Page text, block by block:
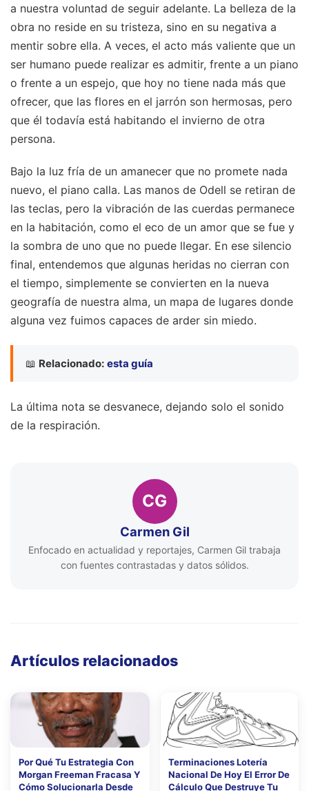
a nuestra voluntad de seguir adelante. La belleza de la
obra no reside en su tristeza, sino en su negativa a
mentir sobre ella. A veces, el acto más valiente que un
ser humano puede realizar es admitir, frente a un piano
o frente a un espejo, que hoy no tiene nada más que
ofrecer, que las flores en el jarrón son hermosas, pero
que él todavía está habitando el invierno de otra
persona.
Bajo la luz fría de un amanecer que no promete nada
nuevo, el piano calla. Las manos de Odell se retiran de
las teclas, pero la vibración de las cuerdas permanece
en la habitación, como el eco de un amor que se fue y
la sombra de uno que no puede llegar. En ese silencio
final, entendemos que algunas heridas no cierran con
el tiempo, simplemente se convierten en la nueva
geografía de nuestra alma, un mapa de lugares donde
alguna vez fuimos capaces de arder sin miedo.
📖 Relacionado: esta guía
La última nota se desvanece, dejando solo el sonido
de la respiración.
CG
Carmen Gil
Enfocado en actualidad y reportajes, Carmen Gil trabaja
con fuentes contrastadas y datos sólidos.
Artículos relacionados
Por Qué Tu Estrategia Con
Morgan Freeman Fracasa Y
Cómo Solucionarla Desde
Terminaciones Lotería
Nacional De Hoy El Error De
Cálculo Que Destruye Tu